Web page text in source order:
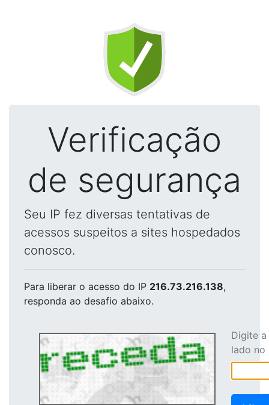
Verificação
de segurança
Seu IP fez diversas tentativas de
acessos suspeitos a sites hospedados
conosco.
Para liberar o acesso do IP 216.73.216.138,
responda ao desafio abaixo.
Digite
lado no